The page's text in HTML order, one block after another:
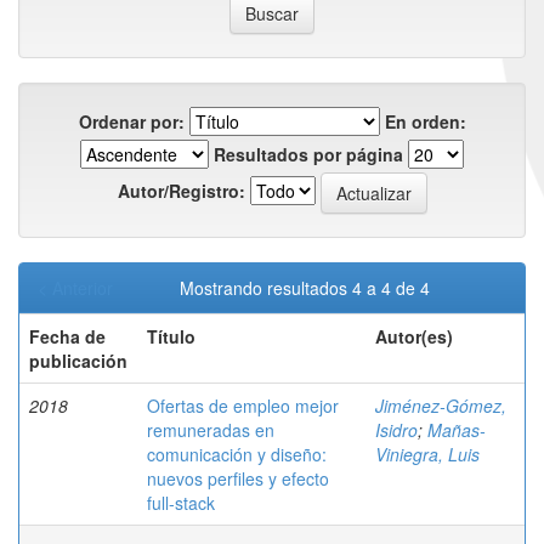
Ordenar por:
En orden:
Resultados por página
Autor/Registro:
Mostrando resultados 4 a 4 de 4
Fecha de
publicación
Título Autor(es)
2018
Ofertas de empleo mejor
remuneradas en
comunicación y diseño:
nuevos perfiles y efecto
full-stack
Jiménez-Gómez,
Isidro; Mañas-
Viniegra, Luis